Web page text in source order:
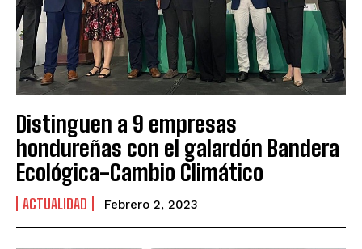
Distinguen a 9 empresas
hondureñas con el galardón Bandera
Ecológica-Cambio Climático
ACTUALIDAD Febrero 2, 2023